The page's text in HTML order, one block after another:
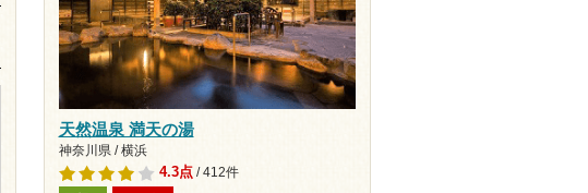
天然温泉 満天の湯
神奈川県 / 横浜
4.3点/ 412件